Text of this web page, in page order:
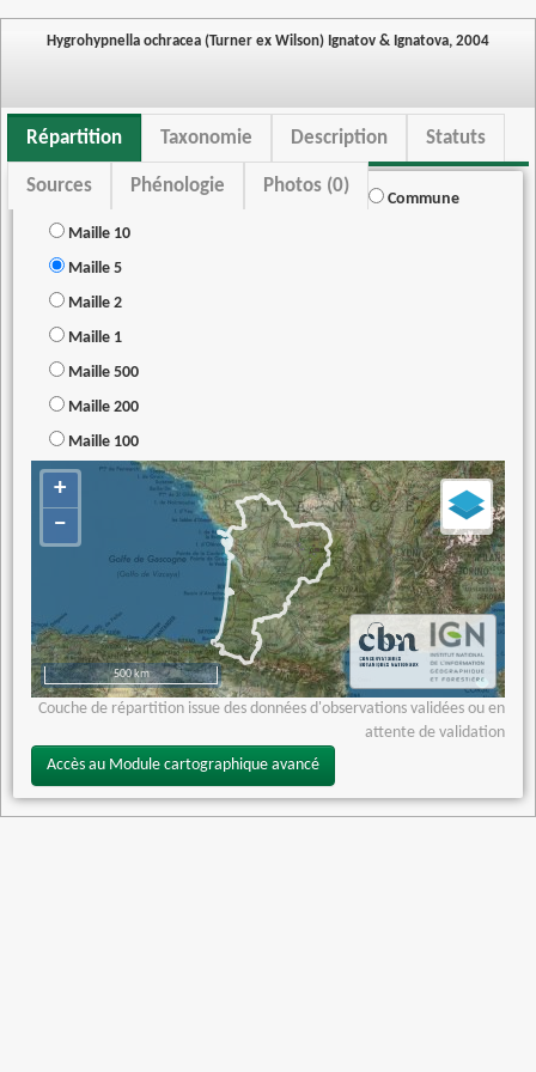
Hygrohypnella ochracea (Turner ex Wilson) Ignatov & Ignatova, 2004
Répartition Taxonomie Description Statuts
Sources Phénologie Photos (0)
Commune
Maille 10
Maille 5
Maille 2
Maille 1
Maille 500
Maille 200
Maille 100
+
−
500 km
Couche de répartition issue des données d'observations validées ou en
attente de validation
Accès au Module cartographique avancé